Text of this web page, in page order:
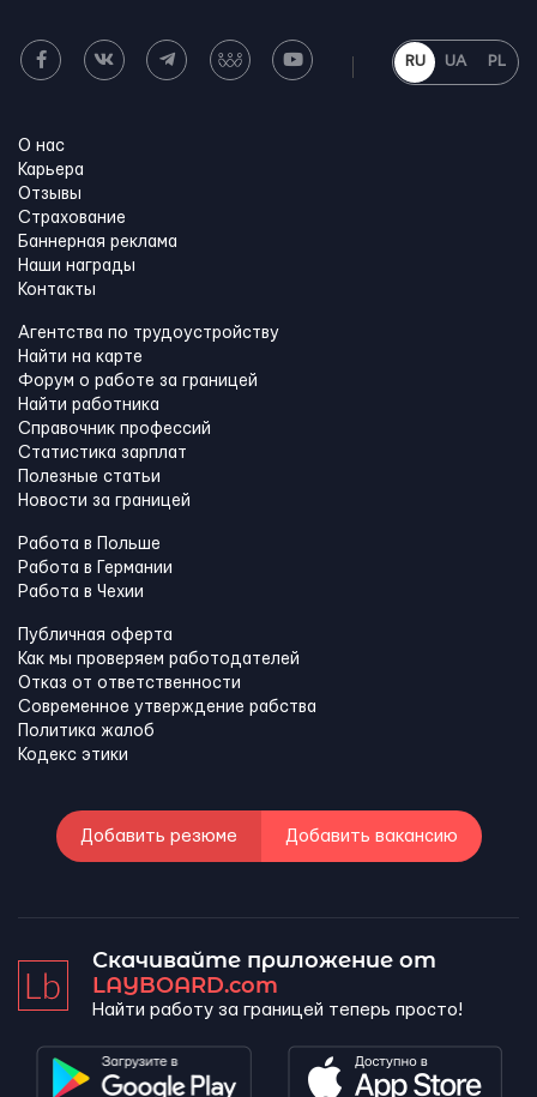
RU UA PL
О нас
Карьера
Отзывы
Страхование
Баннерная реклама
Наши награды
Контакты
Агентства по трудоустройству
Найти на карте
Форум о работе за границей
Найти работника
Справочник профессий
Статистика зарплат
Полезные статьи
Новости за границей
Работа в Польше
Работа в Германии
Работа в Чехии
Публичная оферта
Как мы проверяем работодателей
Отказ от ответственности
Современное утверждение рабства
Политика жалоб
Кодекс этики
Добавить резюме Добавить вакансию
Скачивайте приложение от
LAYBOARD.com
Найти работу за границей теперь просто!